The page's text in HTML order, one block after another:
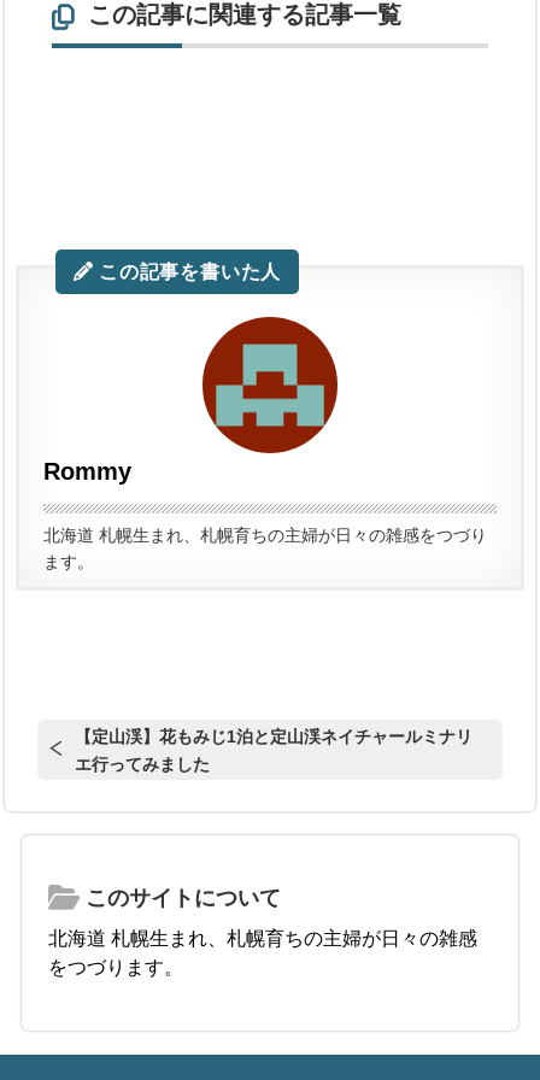
この記事に関連する記事一覧
この記事を書いた人
Rommy
北海道 札幌生まれ、札幌育ちの主婦が日々の雑感をつづり
ます。
【定山渓】花もみじ1泊と定山渓ネイチャールミナリ
エ行ってみました
このサイトについて
北海道 札幌生まれ、札幌育ちの主婦が日々の雑感
をつづります。